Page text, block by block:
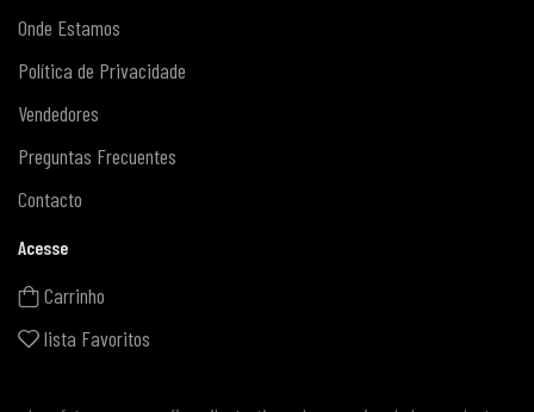
Onde Estamos
Política de Privacidade
Vendedores
Preguntas Frecuentes
Contacto
Acesse
Carrinho
lista Favoritos